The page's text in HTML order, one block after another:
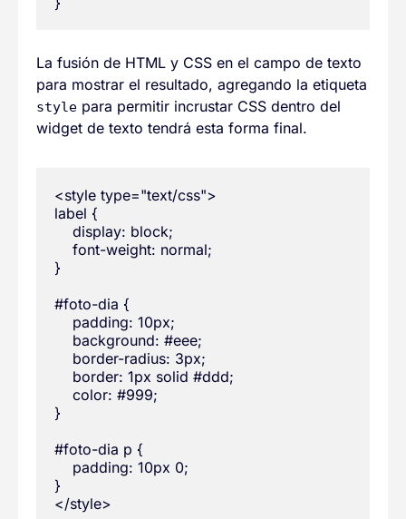
La fusión de HTML y CSS en el campo de texto
para mostrar el resultado, agregando la etiqueta
style para permitir incrustar CSS dentro del
widget de texto tendrá esta forma final.
<style type="text/css">
label {
    display: block;
    font-weight: normal;
}
#foto-dia {
    padding: 10px;
    background: #eee;
    border-radius: 3px;
    border: 1px solid #ddd;
    color: #999;
}
#foto-dia p {
    padding: 10px 0;
}
</style>